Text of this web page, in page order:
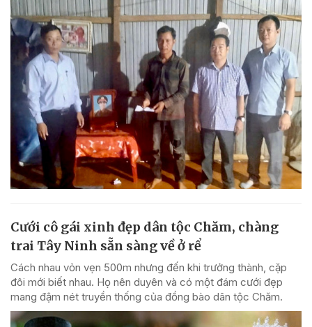
Cưới cô gái xinh đẹp dân tộc Chăm, chàng
trai Tây Ninh sẵn sàng về ở rể
Cách nhau vỏn vẹn 500m nhưng đến khi trưởng thành, cặp
đôi mới biết nhau. Họ nên duyên và có một đám cưới đẹp
mang đậm nét truyền thống của đồng bào dân tộc Chăm.